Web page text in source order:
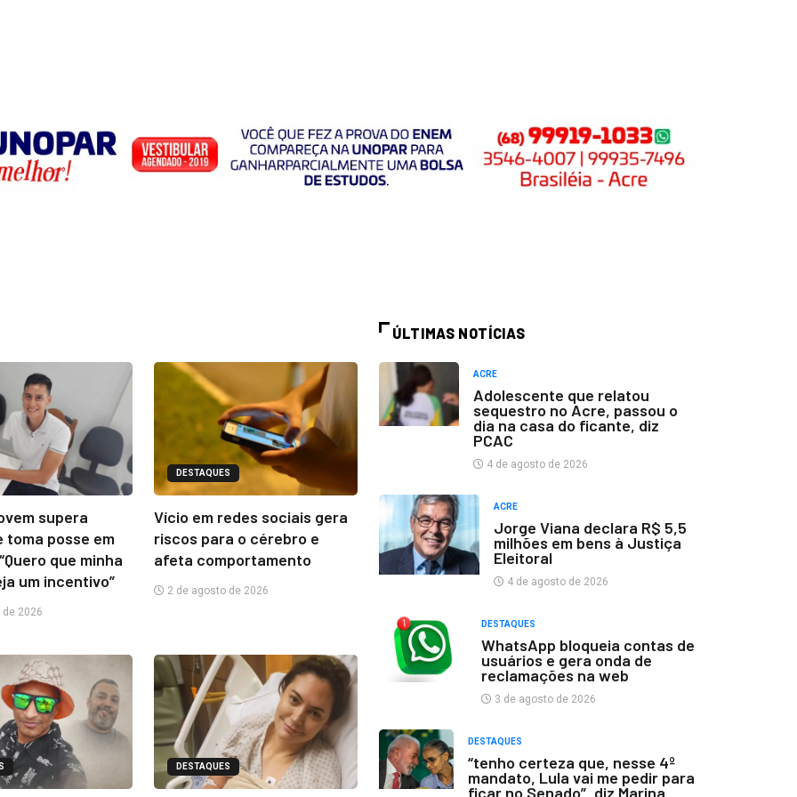
supera
toma posse em
que minha
um incentivo”
2026
DESTAQUES
Vício em redes sociais gera
riscos para o cérebro e
afeta comportamento
2 de agosto de 2026
DESTAQUES
ÚLTIMAS NOTÍCIAS
ACRE
Adolescente que relatou
sequestro no Acre, passou o
dia na casa do ficante, diz
PCAC
4 de agosto de 2026
ACRE
Jorge Viana declara R$ 5,5
milhões em bens à Justiça
Eleitoral
4 de agosto de 2026
DESTAQUES
WhatsApp bloqueia contas de
usuários e gera onda de
reclamações na web
3 de agosto de 2026
DESTAQUES
“tenho certeza que, nesse 4º
mandato, Lula vai me pedir para
ficar no Senado”, diz Marina